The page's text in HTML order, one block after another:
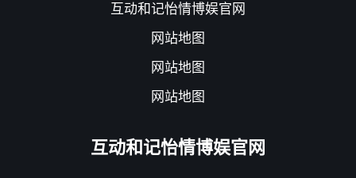
互动和记怡情博娱官网
网站地图
网站地图
网站地图
互动和记怡情博娱官网